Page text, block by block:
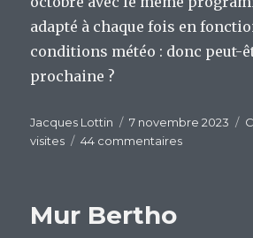
adapté à chaque fois en
conditions météo : donc peut-
prochaine ?
Auteur
Jacques Lottin
Publié
le
7 novembre 2023
visites
44 commentairessur
Mur Bertho